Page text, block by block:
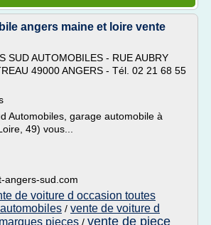
angers maine et loire vente
SUD AUTOMOBILES - RUE AUBRY
49000 ANGERS - Tél. 02 21 68 55
Automobiles, garage automobile à
49) vous...
angers-sud.com
de voiture d occasion toutes
/ vente de voiture d
pieces / vente de piece